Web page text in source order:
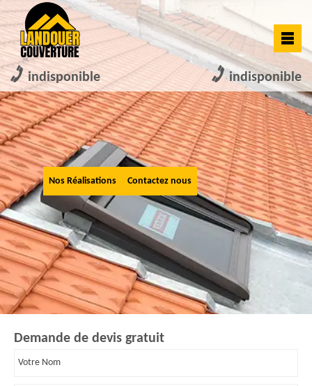
indisponible indisponible
Nos Réalisations Contactez nous
Demande de devis gratuit